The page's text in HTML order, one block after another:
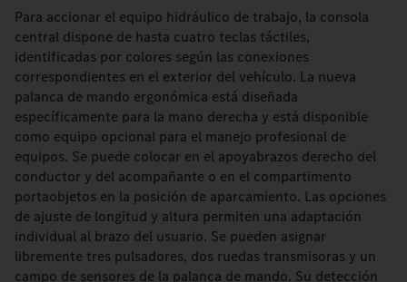
Para accionar el equipo hidráulico de trabajo, la consola
central dispone de hasta cuatro teclas táctiles,
identificadas por colores según las conexiones
correspondientes en el exterior del vehículo. La nueva
palanca de mando ergonómica está diseñada
específicamente para la mano derecha y está disponible
como equipo opcional para el manejo profesional de
equipos. Se puede colocar en el apoyabrazos derecho del
conductor y del acompañante o en el compartimento
portaobjetos en la posición de aparcamiento. Las opciones
de ajuste de longitud y altura permiten una adaptación
individual al brazo del usuario. Se pueden asignar
libremente tres pulsadores, dos ruedas transmisoras y un
campo de sensores de la palanca de mando. Su detección